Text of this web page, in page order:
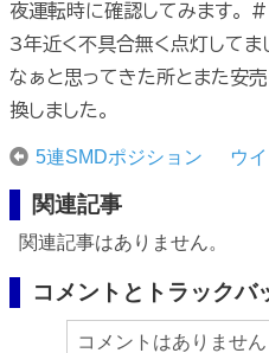
夜運転時に確認してみます
3年近く不具合無く点灯してま
なぁと思ってきた所とまた安
換しました。
5連SMDポジション ウ
関連記事
関連記事はありません。
コメントとトラックバ
コメントはありません